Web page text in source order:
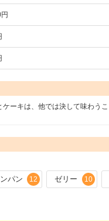
ーキは、他では決して味わう
パン 12 ゼリー 10